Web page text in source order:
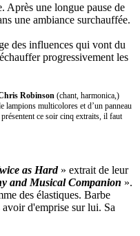
Après une longue pause de
une ambiance surchauffée.
des influences qui vont du
progressivement les
Robinson (chant, harmonica,)
lampions multicolores et d’un panneau
ce soir cinq extraits, il faut
as Hard» extrait de leur
and Musical Companion ».
des élastiques. Barbe
d'emprise sur lui. Sa